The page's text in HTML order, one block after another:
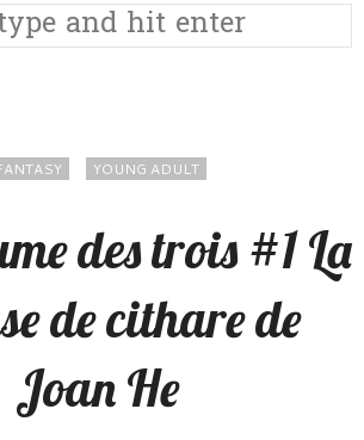
YOUNG ADULT
des trois #1 La
de cithare de
Joan He